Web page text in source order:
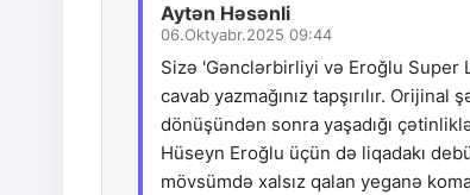
Aytən Həsənli
06.Oktyabr.2025 09:44
Sizə 'Gənclərbirliyi və Eroğlu Super
cavab yazmağınız tapşırılır.
dönüşündən sonra yaşadığı
Hüseyn Eroğlu üçün də liqadakı
mövsümdə xalsız qalan yeganə